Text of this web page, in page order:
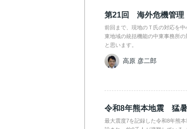
第21回 海外危機管理
前回まで、現地のＴ氏の対応を
東地域の統括機能の中東事務所
と思います。
高原 彦二郎
令和8年熊本地震 猛
最大震度7を記録した令和8年熊